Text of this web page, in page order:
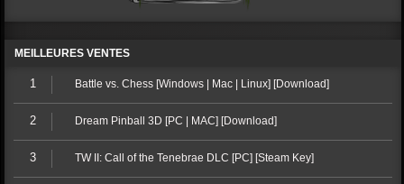
MEILLEURES VENTES
1 Battle vs. Chess [Windows | Mac | Linux] [Download]
2 Dream Pinball 3D [PC | MAC] [Download]
3 TW II: Call of the Tenebrae DLC [PC] [Steam Key]